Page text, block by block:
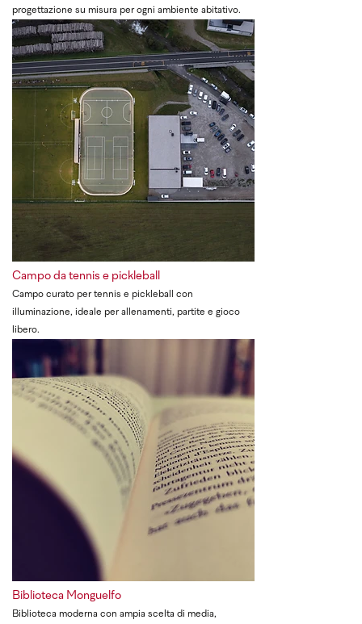
progettazione su misura per ogni ambiente abitativo.
Campo da tennis e pickleball
Campo curato per tennis e pickleball con
illuminazione, ideale per allenamenti, partite e gioco
libero.
Biblioteca Monguelfo
Biblioteca moderna con ampia scelta di media,